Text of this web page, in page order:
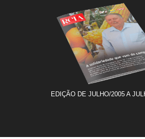
EDIÇÃO DE JULHO/2005 A